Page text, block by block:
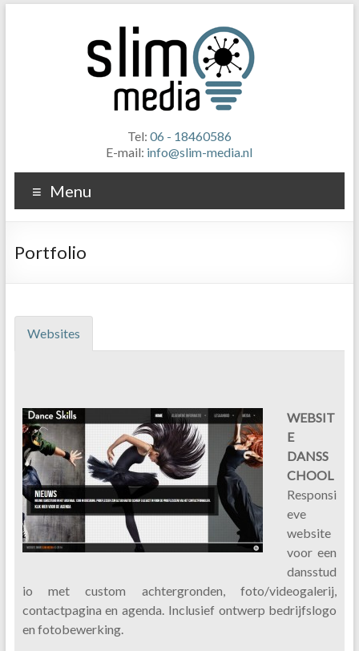
Tel: 06 - 18460586
E-mail: info@slim-media.nl
Menu
Portfolio
Websites
WEBSIT
E
DANSS
CHOOL
Responsi
eve
website
voor een
dansstud
io met custom achtergronden, foto/videogalerij,
contactpagina en agenda. Inclusief ontwerp bedrijfslogo
en fotobewerking.